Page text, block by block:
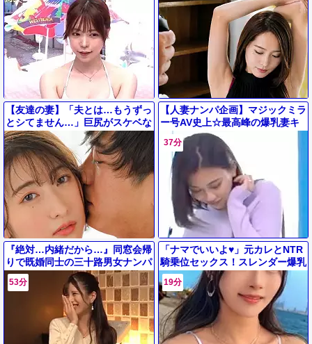
てなかった水着ギャルお姉さん
されてしまった人妻！
【友達の妻】「夫とは…もうずっ
とシてません…」巨尻がスケベな
おばさん熟女が旦那の友人と自宅
で寝取られ不倫セックス
【人妻ナンパ企画】マジックミラ
ー号AV史上☆最高峰の爆乳妻キ
ターーーーーーーーッｗｗｗ美人
ミニスカ爆乳おっぱい嫁SEX！
37分
『絶対…内緒だから…』同窓会帰
りで既婚同士の三十路男女ナンパ
して賞金餌にラブホ連れ込みで2
人きりでHなお題に挑戦させたら
53分
「ナマでいいよ♥」元カレとNTR
騎乗位セックス！スレンダー爆乳
水着痴女ギャルOLがデカチン誘
惑フェラパイズリ【エロ動画】
19分